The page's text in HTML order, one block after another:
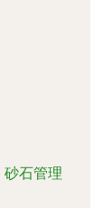
石管理